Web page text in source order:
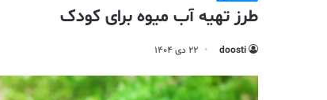
طرز تهیه آب میوه برای کودک
doosti ۲۲ دی ۱۴۰۴